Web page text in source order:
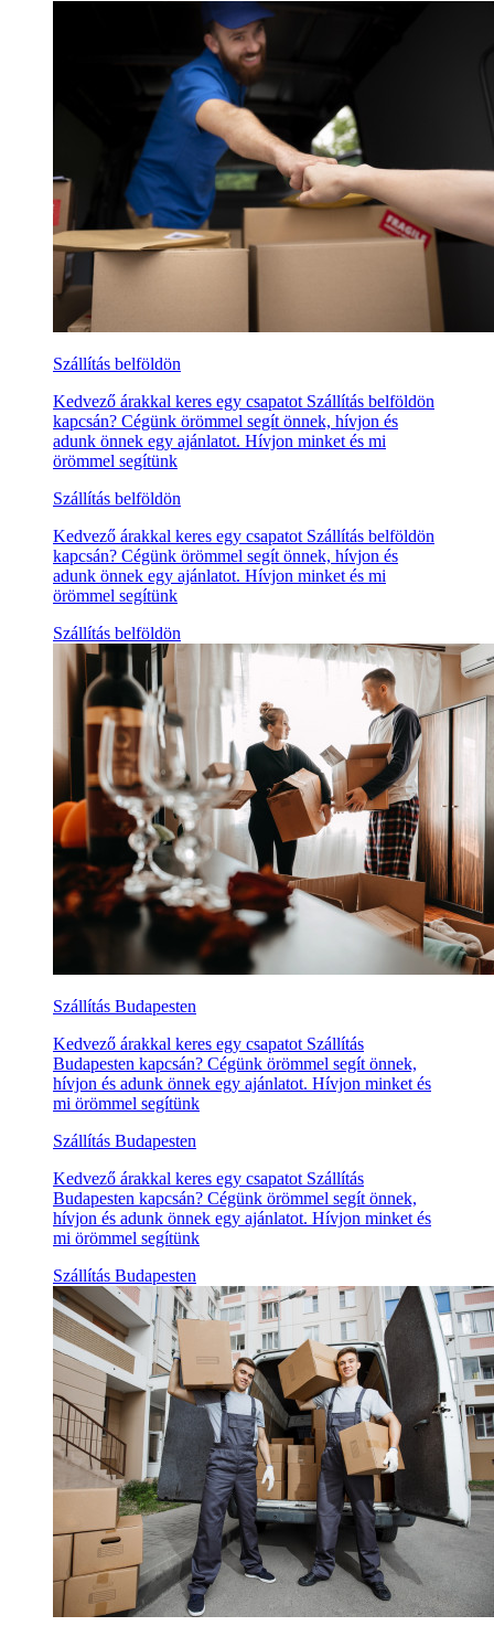
Szállítás belföldön
Kedvező árakkal keres egy csapatot Szállítás belföldön
kapcsán? Cégünk örömmel segít önnek, hívjon és
adunk önnek egy ajánlatot. Hívjon minket és mi
örömmel segítünk
Szállítás belföldön
Kedvező árakkal keres egy csapatot Szállítás belföldön
kapcsán? Cégünk örömmel segít önnek, hívjon és
adunk önnek egy ajánlatot. Hívjon minket és mi
örömmel segítünk
Szállítás belföldön
Szállítás Budapesten
Kedvező árakkal keres egy csapatot Szállítás
Budapesten kapcsán? Cégünk örömmel segít önnek,
hívjon és adunk önnek egy ajánlatot. Hívjon minket és
mi örömmel segítünk
Szállítás Budapesten
Kedvező árakkal keres egy csapatot Szállítás
Budapesten kapcsán? Cégünk örömmel segít önnek,
hívjon és adunk önnek egy ajánlatot. Hívjon minket és
mi örömmel segítünk
Szállítás Budapesten